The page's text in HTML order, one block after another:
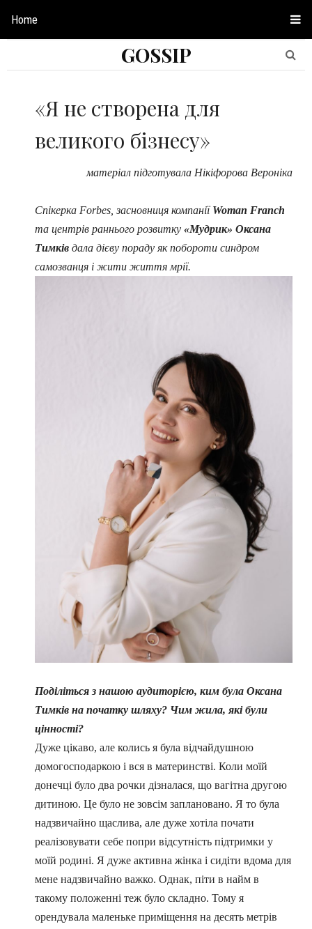
Home
GOSSIP
«Я не створена для
великого бізнесу»
матеріал підготувала Нікіфорова Вероніка
Спікерка Forbes, засновниця компанії Woman Franch
та центрів раннього розвитку «Мудрик» Оксана
Тимків дала дієву пораду як побороти синдром
самозванця і жити життя мрії.
Поділіться з нашою аудиторією, ким була Оксана
Тимків на початку шляху? Чим жила, які були
цінності?
Дуже цікаво, але колись я була відчайдушною
домогосподаркою і вся в материнстві. Коли моїй
донечці було два рочки дізналася, що вагітна другою
дитиною. Це було не зовсім заплановано. Я то була
надзвичайно щаслива, але дуже хотіла почати
реалізовувати себе попри відсутність підтримки у
моїй родині. Я дуже активна жінка і сидіти вдома для
мене надзвичайно важко. Однак, піти в найм в
такому положенні теж було складно. Тому я
орендувала маленьке приміщення на десять метрів